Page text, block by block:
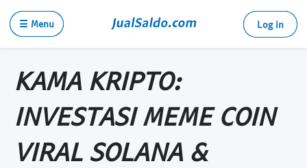
☰ Menu Log in
KAMA KRIPTO:
INVESTASI MEME COIN
VIRAL SOLANA &